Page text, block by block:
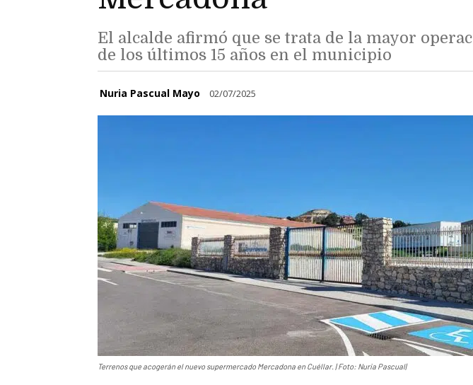
El alcalde afirmó que se trata de la mayor
de los últimos 15 años en el municipio
Nuria Pascual Mayo 02/07/2025
Terrenos que acogerán el nuevo supermercado Mercadona en Cuéllar. | Foto: Nuria Pascual|